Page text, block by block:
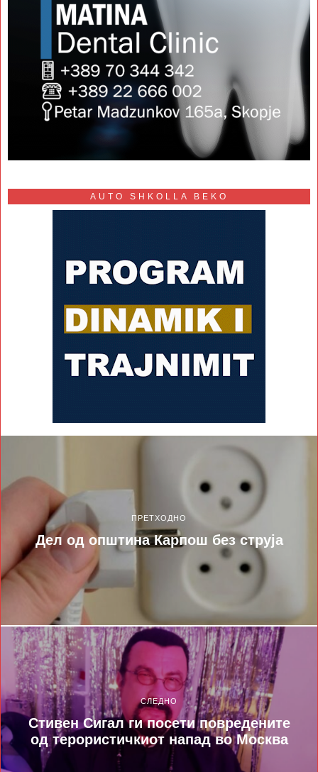
AUTO SHKOLLA BEKO
ПРЕТХОДНО
Дел од општина Карпош без струја
СЛЕДНО
Стивен Сигал ги посети повредените
од терористичкиот напад во Москва